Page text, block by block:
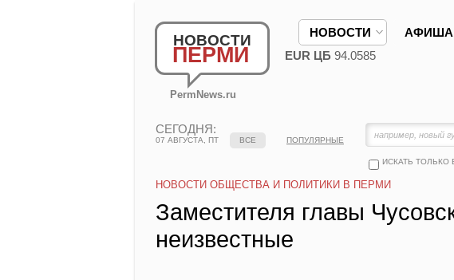
НОВОСТИ
ПЕРМИ
PermNews.ru
НОВОСТИ АФИША
EUR ЦБ 94.0585
СЕГОДНЯ:
07 АВГУСТА, ПТ
ИСКАТЬ ТОЛЬКО
ВСЕ ПОПУЛЯРНЫЕ
НОВОСТИ ОБЩЕСТВА И ПОЛИТИКИ В ПЕРМИ
Заместителя главы
неизвестные